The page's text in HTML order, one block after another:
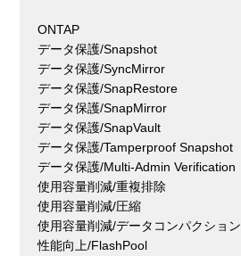
ONTAP
データ保護/Snapshot
データ保護/SyncMirror
データ保護/SnapRestore
データ保護/SnapMirror
データ保護/SnapVault
データ保護/Tamperproof Snapshot
データ保護/Multi-Admin Verification
使用容量削減/重複排除
使用容量削減/圧縮
使用容量削減/データコンパクション
性能向上/FlashPool